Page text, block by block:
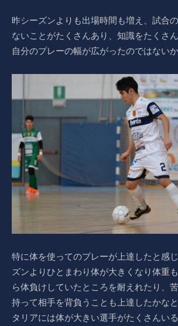
昨シーズンよりも出場時間も増え、試合
ないことがたくさんあり、知識をたくさ
自分のプレーの幅が広がったのではないか
特に体を使ってのプレーが上達したと感
ズンよりひとまわり体が大きくなり体重
ら体負けしていたところを耐えれたり、
持って相手を背負うことも上達したかな
タリアには体が大きい選手がたくさんい